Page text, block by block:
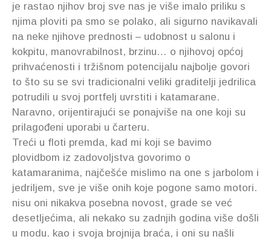
je rastao njihov broj sve nas je više imalo priliku s
njima ploviti pa smo se polako, ali sigurno navikavali
na neke njihove prednosti – udobnost u salonu i
kokpitu, manovrabilnost, brzinu… o njihovoj općoj
prihvaćenosti i tržišnom potencijalu najbolje govori
to što su se svi tradicionalni veliki graditelji jedrilica
potrudili u svoj portfelj uvrstiti i katamarane.
Naravno, orijentirajući se ponajviše na one koji su
prilagođeni uporabi u čarteru.
Treći u floti premda, kad mi koji se bavimo
plovidbom iz zadovoljstva govorimo o
katamaranima, najčešće mislimo na one s jarbolom i
jedriljem, sve je više onih koje pogone samo motori.
nisu oni nikakva posebna novost, grade se već
desetljećima, ali nekako su zadnjih godina više došli
u modu. kao i svoja brojnija braća, i oni su našli